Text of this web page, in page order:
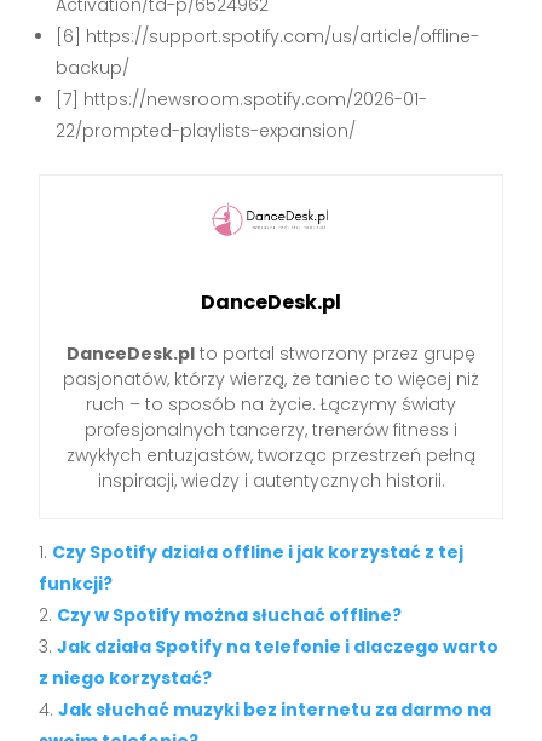
Activation/td-p/6524962
[6] https://support.spotify.com/us/article/offline-
backup/
[7] https://newsroom.spotify.com/2026-01-
22/prompted-playlists-expansion/
DanceDesk.pl
DanceDesk.pl to portal stworzony przez grupę
pasjonatów, którzy wierzą, że taniec to więcej niż
ruch – to sposób na życie. Łączymy światy
profesjonalnych tancerzy, trenerów fitness i
zwykłych entuzjastów, tworząc przestrzeń pełną
inspiracji, wiedzy i autentycznych historii.
Czy Spotify działa offline i jak korzystać z tej
funkcji?
Czy w Spotify można słuchać offline?
Jak działa Spotify na telefonie i dlaczego warto
z niego korzystać?
Jak słuchać muzyki bez internetu za darmo na